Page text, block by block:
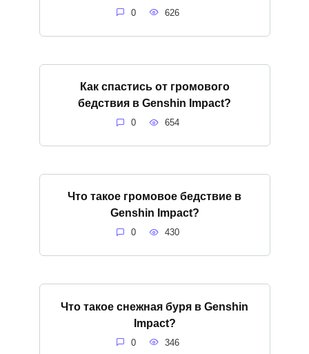
0 626
Как спастись от громового
бедствия в Genshin Impact?
0 654
Что такое громовое бедствие в
Genshin Impact?
0 430
Что такое снежная буря в Genshin
Impact?
0 346